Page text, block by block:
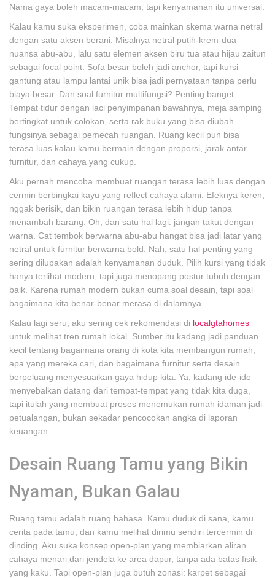
Nama gaya boleh macam-macam, tapi kenyamanan itu universal.
Kalau kamu suka eksperimen, coba mainkan skema warna netral
dengan satu aksen berani. Misalnya netral putih-krem-dua
nuansa abu-abu, lalu satu elemen aksen biru tua atau hijau zaitun
sebagai focal point. Sofa besar boleh jadi anchor, tapi kursi
gantung atau lampu lantai unik bisa jadi pernyataan tanpa perlu
biaya besar. Dan soal furnitur multifungsi? Penting banget.
Tempat tidur dengan laci penyimpanan bawahnya, meja samping
bertingkat untuk colokan, serta rak buku yang bisa diubah
fungsinya sebagai pemecah ruangan. Ruang kecil pun bisa
terasa luas kalau kamu bermain dengan proporsi, jarak antar
furnitur, dan cahaya yang cukup.
Aku pernah mencoba membuat ruangan terasa lebih luas dengan
cermin berbingkai kayu yang reflect cahaya alami. Efeknya keren,
nggak berisik, dan bikin ruangan terasa lebih hidup tanpa
menambah barang. Oh, dan satu hal lagi: jangan takut dengan
warna. Cat tembok berwarna abu-abu hangat bisa jadi latar yang
netral untuk furnitur berwarna bold. Nah, satu hal penting yang
sering dilupakan adalah kenyamanan duduk. Pilih kursi yang tidak
hanya terlihat modern, tapi juga menopang postur tubuh dengan
baik. Karena rumah modern bukan cuma soal desain, tapi soal
bagaimana kita benar-benar merasa di dalamnya.
Kalau lagi seru, aku sering cek rekomendasi di localgtahomes
untuk melihat tren rumah lokal. Sumber itu kadang jadi panduan
kecil tentang bagaimana orang di kota kita membangun rumah,
apa yang mereka cari, dan bagaimana furnitur serta desain
berpeluang menyesuaikan gaya hidup kita. Ya, kadang ide-ide
menyebalkan datang dari tempat-tempat yang tidak kita duga,
tapi itulah yang membuat proses menemukan rumah idaman jadi
petualangan, bukan sekadar pencocokan angka di laporan
keuangan.
Desain Ruang Tamu yang Bikin
Nyaman, Bukan Galau
Ruang tamu adalah ruang bahasa. Kamu duduk di sana, kamu
cerita pada tamu, dan kamu melihat dirimu sendiri tercermin di
dinding. Aku suka konsep open-plan yang membiarkan aliran
cahaya menari dari jendela ke area dapur, tanpa ada batas fisik
yang kaku. Tapi open-plan juga butuh zonasi: karpet sebagai